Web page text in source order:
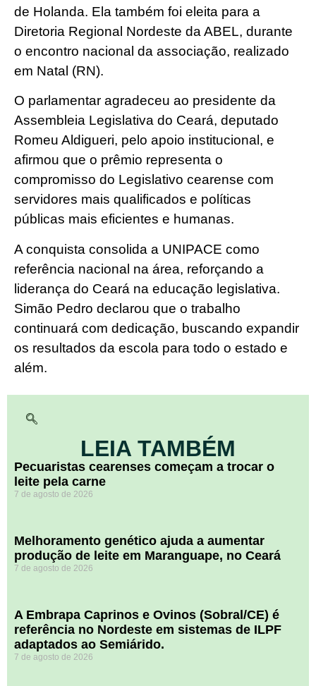
de Holanda. Ela também foi eleita para a
Diretoria Regional Nordeste da ABEL, durante
o encontro nacional da associação, realizado
em Natal (RN).
O parlamentar agradeceu ao presidente da
Assembleia Legislativa do Ceará, deputado
Romeu Aldigueri, pelo apoio institucional, e
afirmou que o prêmio representa o
compromisso do Legislativo cearense com
servidores mais qualificados e políticas
públicas mais eficientes e humanas.
A conquista consolida a UNIPACE como
referência nacional na área, reforçando a
liderança do Ceará na educação legislativa.
Simão Pedro declarou que o trabalho
continuará com dedicação, buscando expandir
os resultados da escola para todo o estado e
além.
LEIA TAMBÉM
Pecuaristas cearenses começam a trocar o
leite pela carne
7 de agosto de 2026
Melhoramento genético ajuda a aumentar
produção de leite em Maranguape, no Ceará
7 de agosto de 2026
A Embrapa Caprinos e Ovinos (Sobral/CE) é
referência no Nordeste em sistemas de ILPF
adaptados ao Semiárido.
7 de agosto de 2026